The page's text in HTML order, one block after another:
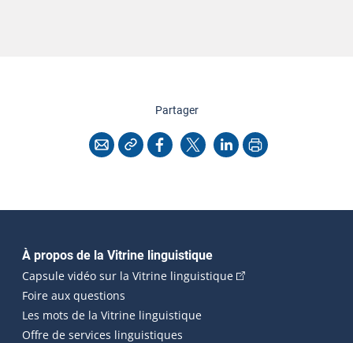
Partagercette page
CourrielCopier l'adresse
Facebook
X LinkedInImprimer
Navigation principale
À propos de la Vitrine linguistique
Capsule vidéo sur la Vitrine linguistique(Cet hyperlien
Foire aux questions
Les mots de la Vitrine linguistique
Offre de services linguistiques